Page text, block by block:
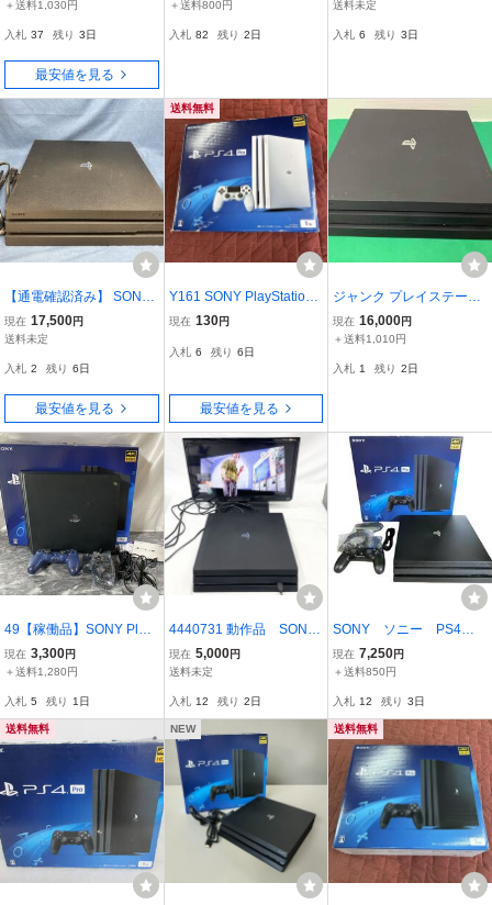
【コントローラー・ケー
ブル付属】
＋送料1,030円
入札 37 残り 3日
最安値を見る
可 1円スタート
＋送料800円
入札 82 残り 2日
易動作確認済
送料未定
入札 6 残り 3日
【通電確認済み】 SONY
PlayStation4 Pro CUH-71
00Bプレステ4 PS4 ソニ
プレイステーション4 電
源コード付き
現在 17,500円
送料未定
入札 2 残り 6日
最安値を見る
送料無料
Y161 SONY PlayStation4
Pro CUH-7200B B02 グ
現在 130円
入札 6 残り 6日
最安値を見る
ジャンク プレイステーシ
ョン4PRO 本体 ブラッ
ク
現在 16,000円
＋送料1,010円
入札 1 残り 2日
49【稼働品】SONY Play
Station4 Pro CUH-7100B
本体 コントローラー 電源
明書 箱付き 初期化済み 1
円〜
現在 3,300円
＋送料1,280円
入札 5 残り 1日
4440731 動作品 SONY/
ソニー Playstation4 PS4
Pro CUH-7200B 1TB ブ
現在 5,000円
送料未定
入札 12 残り 2日
SONY ソニー PS4 P
ro CUH-7200B 1TB
本体 動作品 美品 ★1
70805 K226
現在 7,250円
＋送料850円
入札 12 残り 3日
送料無料 NEW 送料無料